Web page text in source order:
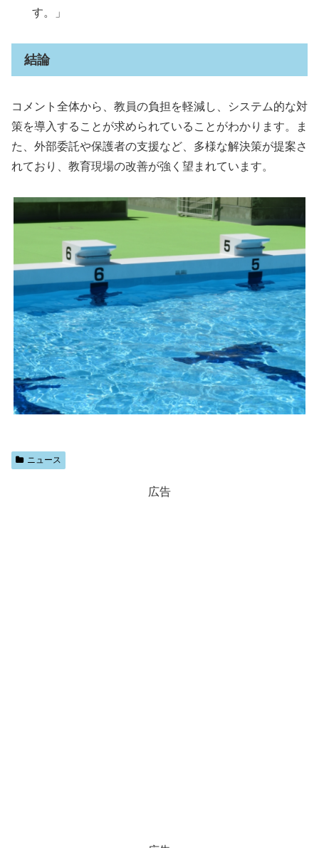
す。」
結論
コメント全体から、教員の負担を軽減し、システム的な対
策を導入することが求められていることがわかります。ま
た、外部委託や保護者の支援など、多様な解決策が提案さ
れており、教育現場の改善が強く望まれています。
ニュース
広告